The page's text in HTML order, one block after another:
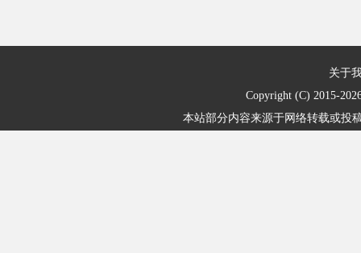
关于
Copyright (C) 2015-
本站部分内容来源于网络转载或投